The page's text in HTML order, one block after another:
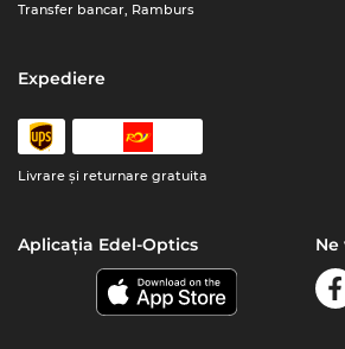
Transfer bancar, Ramburs
Expediere
Livrare şi returnare gratuita
Aplicația Edel-Optics Ne